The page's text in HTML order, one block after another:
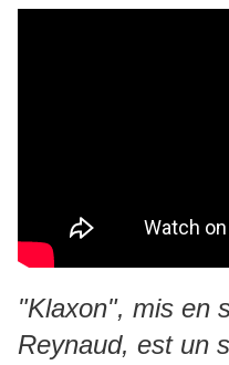
"Klaxon", mis en
Reynaud, est un